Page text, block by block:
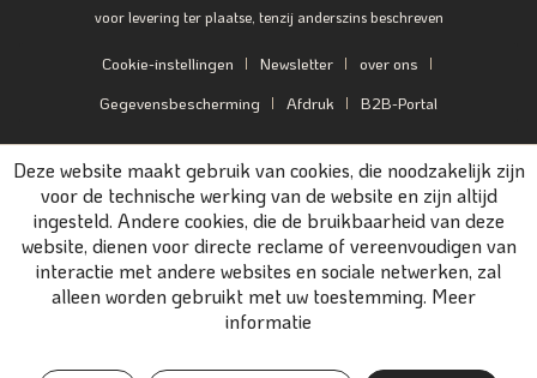
voor levering ter plaatse, tenzij anderszins beschreven
Cookie-instellingen Newsletter
over ons
Gegevensbescherming
Afdruk B2B-Portal
Deze website maakt gebruik van cookies, die noodzakelijk zijn
voor de technische werking van de website en zijn altijd
ingesteld. Andere cookies, die de bruikbaarheid van deze
website, dienen voor directe reclame of vereenvoudigen van
interactie met andere websites en sociale netwerken, zal
alleen worden gebruikt met uw toestemming. Meer
informatie